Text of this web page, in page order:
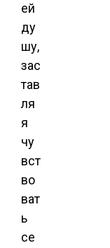
ей
ду
шу,
зас
тав
ля
я
чу
вст
во
ват
ь
се